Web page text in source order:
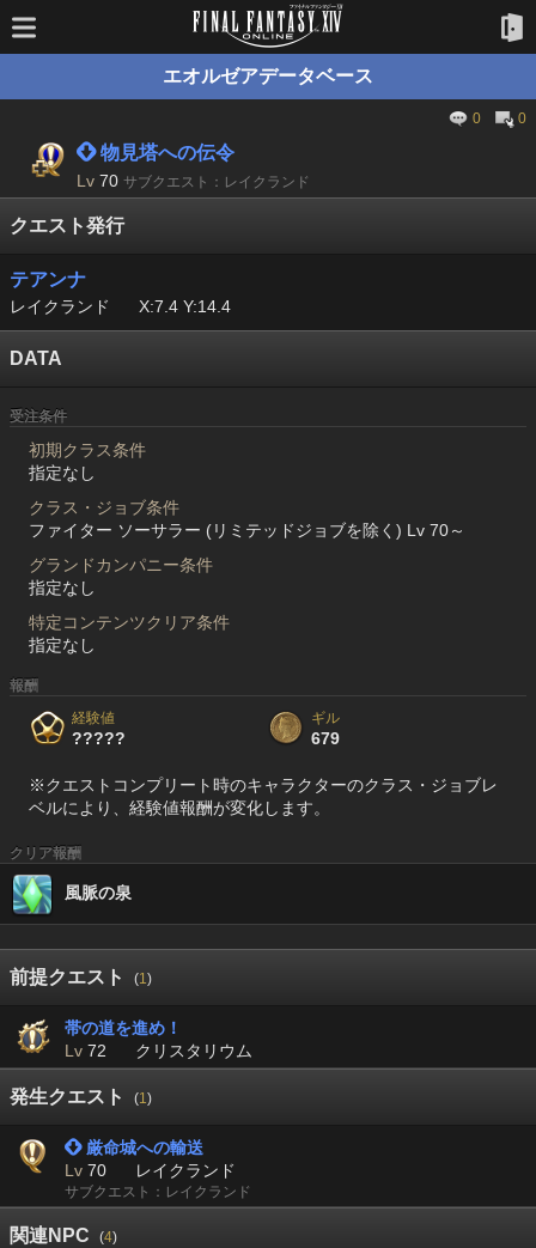
エオルゼアデータベース
0 0
 物見塔への伝令
Lv 70 サブクエスト：レイクランド
クエスト発行
テアンナ
レイクランド X:7.4 Y:14.4
DATA
受注条件
初期クラス条件
指定なし
クラス・ジョブ条件
ファイター ソーサラー (リミテッドジョブを除く) Lv 70～
グランドカンパニー条件
指定なし
特定コンテンツクリア条件
指定なし
報酬
経験値
?????
ギル
679
※クエストコンプリート時のキャラクターのクラス・ジョブレ
ベルにより、経験値報酬が変化します。
クリア報酬
風脈の泉
前提クエスト (1)
帯の道を進め！
Lv 72 クリスタリウム
発生クエスト (1)
 厳命城への輸送
Lv 70 レイクランド
サブクエスト：レイクランド
関連NPC (4)